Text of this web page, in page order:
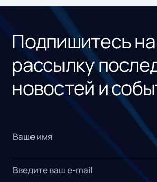
Подпишитесь
рассылку
новостей и